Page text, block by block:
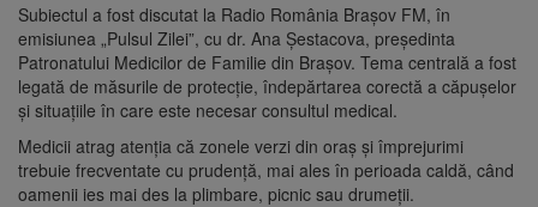
Subiectul a fost discutat la Radio România Brașov FM, în
emisiunea „Pulsul Zilei”, cu dr. Ana Șestacova, președinta
Patronatului Medicilor de Familie din Brașov. Tema centrală a fost
legată de măsurile de protecție, îndepărtarea corectă a căpușelor
și situațiile în care este necesar consultul medical.
Medicii atrag atenția că zonele verzi din oraș și împrejurimi
trebuie frecventate cu prudență, mai ales în perioada caldă, când
oamenii ies mai des la plimbare, picnic sau drumeții.